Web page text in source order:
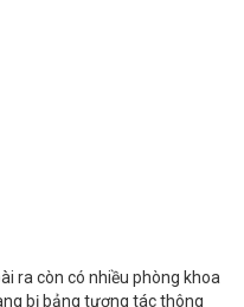
ra còn có nhiều phòng khoa
bị bảng tương tác thông